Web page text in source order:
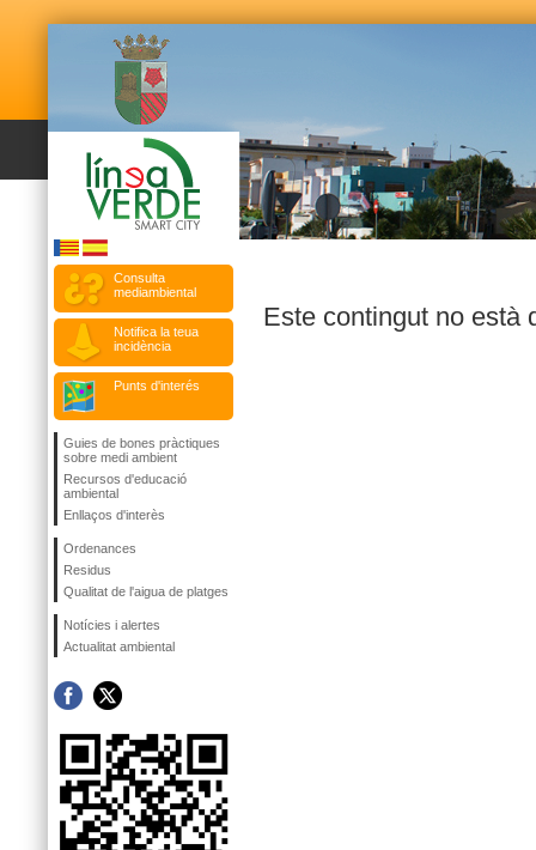
Consulta
mediambiental
Notifica la teua
incidència
Punts d'interés
Guies de bones pràctiques
sobre medi ambient
Recursos d'educació
ambiental
Enllaços d'interès
Ordenances
Residus
Qualitat de l'aigua de platges
Notícies i alertes
Actualitat ambiental
Este contingut no està